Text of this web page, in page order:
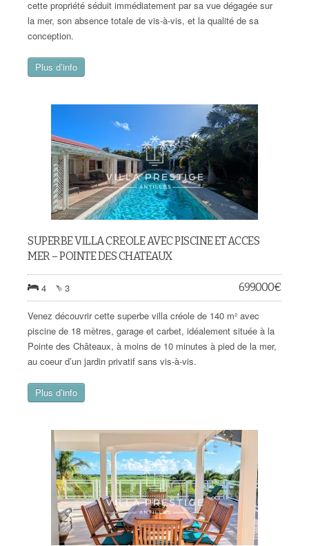
cette propriété séduit immédiatement par sa vue dégagée sur
la mer, son absence totale de vis-à-vis, et la qualité de sa
conception.
Plus d’info
SUPERBE VILLA CREOLE AVEC PISCINE ET ACCES
MER – POINTE DES CHATEAUX
4 3 699.000€
Venez découvrir cette superbe villa créole de 140 m² avec
piscine de 18 mètres, garage et carbet, idéalement située à la
Pointe des Châteaux, à moins de 10 minutes à pied de la mer,
au coeur d’un jardin privatif sans vis-à-vis.
Plus d’info